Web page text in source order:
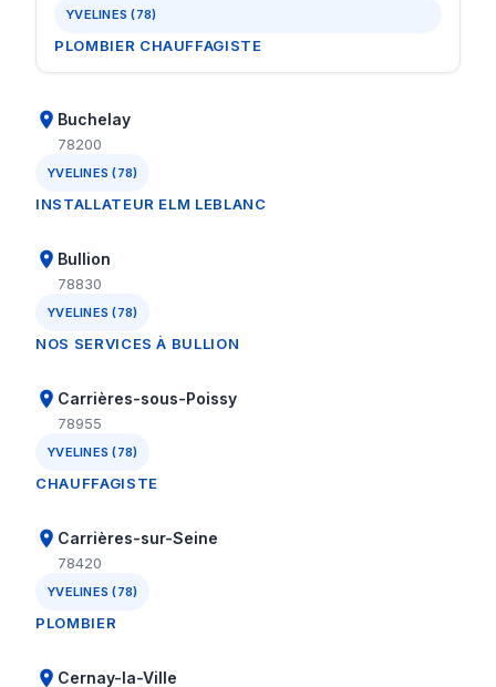
YVELINES (78)
PLOMBIER CHAUFFAGISTE
Buchelay
78200
YVELINES (78)
INSTALLATEUR ELM LEBLANC
Bullion
78830
YVELINES (78)
NOS SERVICES À BULLION
Carrières-sous-Poissy
78955
YVELINES (78)
CHAUFFAGISTE
Carrières-sur-Seine
78420
YVELINES (78)
PLOMBIER
Cernay-la-Ville